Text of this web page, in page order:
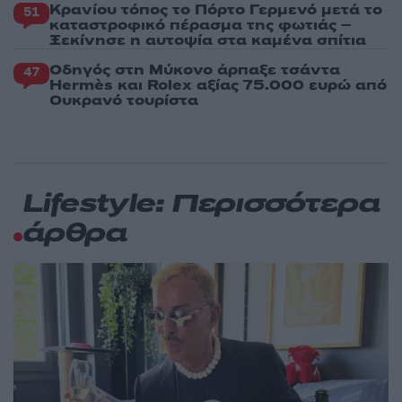
51 Κρανίου τόπος το Πόρτο Γερμενό μετά το
καταστροφικό πέρασμα της φωτιάς –
Ξεκίνησε η αυτοψία στα καμένα σπίτια
47 Οδηγός στη Μύκονο άρπαξε τσάντα
Hermès και Rolex αξίας 75.000 ευρώ από
Ουκρανό τουρίστα
Lifestyle: Περισσότερα
άρθρα